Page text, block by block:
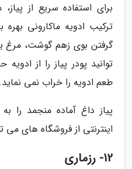
برای استفاده سریع از
ترکیب ادویه ماکارونی بهره
گرفتن بوی زهم گوشت، مرغ
توانید پودر پیاز را از
طعم ادویه را خراب نمی نماید.
پیاز داغ آماده منجمد
اینترنتی از فروشگاه های می
12- رزماری